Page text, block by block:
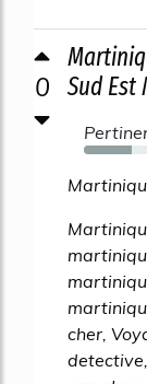
0
Sud Est
63%
cher,